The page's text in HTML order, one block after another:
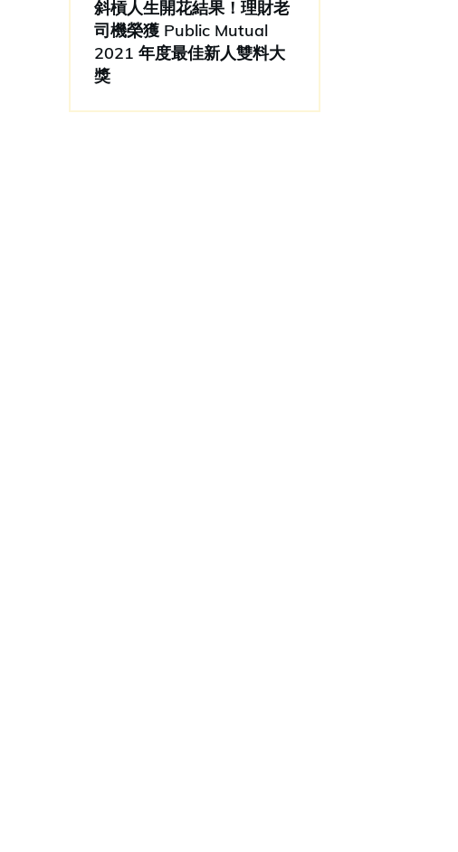
斜槓人生開花結果！理財老
司機榮獲 Public Mutual
2021 年度最佳新人雙料大
獎